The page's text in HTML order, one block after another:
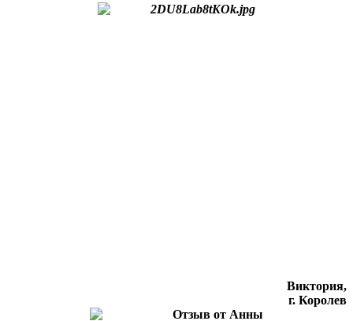
Виктория,
г. Королев